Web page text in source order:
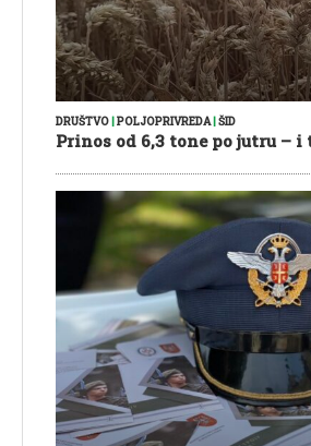
DRUŠTVO|POLJOPRIVREDA|ŠID
Prinos od 6,3 tone po jutru – i